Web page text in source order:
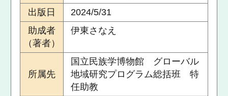
出版日
2024/5/31
助成者
（著者）
伊東さなえ
所属先
国立民族学博物館 グローバル
地域研究プログラム総括班 特
任助教